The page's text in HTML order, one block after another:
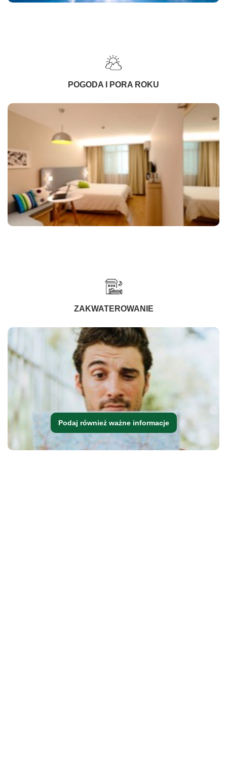
POGODA I PORA ROKU
ZAKWATEROWANIE
Podaj również ważne informacje